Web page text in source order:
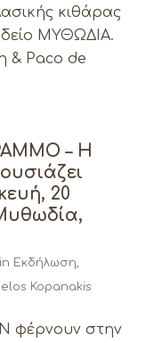
κιθάρας
ΜΥΘΩΔΙΑ.
& Paco de
– Η
20
in Εκδήλωση,
Kopanakis
φέρνουν στην